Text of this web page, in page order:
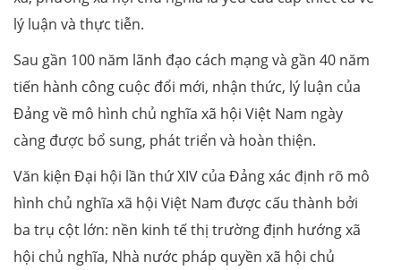
lý luận và thực tiễn.
Sau gần 100 năm lãnh đạo cách mạng và gần 40 năm
tiến hành công cuộc đổi mới, nhận thức, lý luận của
Đảng về mô hình chủ nghĩa xã hội Việt Nam ngày
càng được bổ sung, phát triển và hoàn thiện.
Văn kiện Đại hội lần thứ XIV của Đảng xác định rõ mô
hình chủ nghĩa xã hội Việt Nam được cấu thành bởi
ba trụ cột lớn: nền kinh tế thị trường định hướng xã
hội chủ nghĩa, Nhà nước pháp quyền xã hội chủ